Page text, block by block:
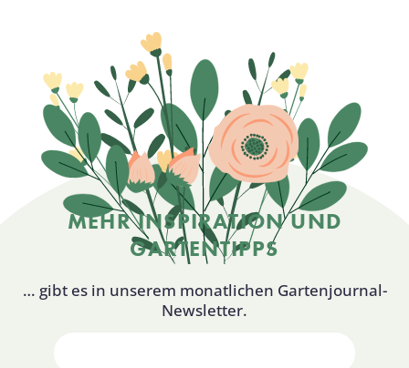
MEHR INSPIRATION UND
GARTENTIPPS
… gibt es in unserem monatlichen Gartenjournal-
Newsletter.